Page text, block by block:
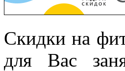
Скидки на
для Вас